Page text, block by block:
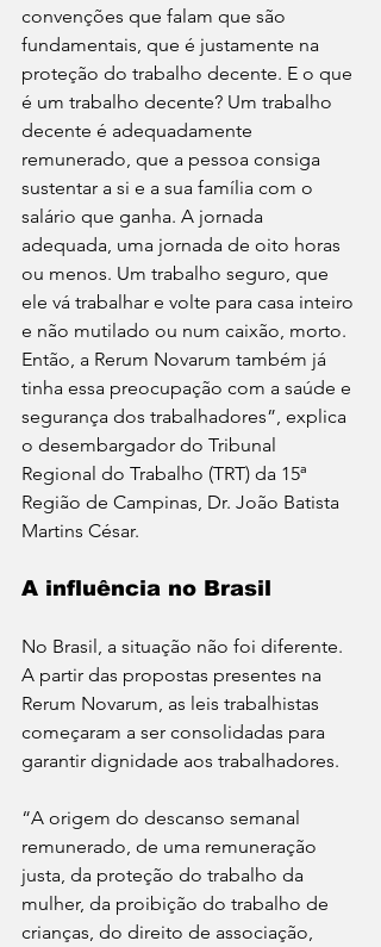
convenções que falam que são
fundamentais, que é justamente na
proteção do trabalho decente. E o que
é um trabalho decente? Um trabalho
decente é adequadamente
remunerado, que a pessoa consiga
sustentar a si e a sua família com o
salário que ganha. A jornada
adequada, uma jornada de oito horas
ou menos. Um trabalho seguro, que
ele vá trabalhar e volte para casa inteiro
e não mutilado ou num caixão, morto.
Então, a Rerum Novarum também já
tinha essa preocupação com a saúde e
segurança dos trabalhadores”, explica
o desembargador do Tribunal
Regional do Trabalho (TRT) da 15ª
Região de Campinas, Dr. João Batista
Martins César.
A influência no Brasil
No Brasil, a situação não foi diferente.
A partir das propostas presentes na
Rerum Novarum, as leis trabalhistas
começaram a ser consolidadas para
garantir dignidade aos trabalhadores.
“A origem do descanso semanal
remunerado, de uma remuneração
justa, da proteção do trabalho da
mulher, da proibição do trabalho de
crianças, do direito de associação,